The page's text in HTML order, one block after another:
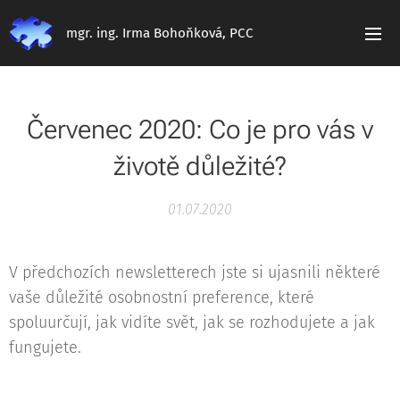
mgr. ing. Irma Bohoňková, PCC
Červenec 2020: Co je pro vás v
životě důležité?
01.07.2020
V předchozích newsletterech jste si ujasnili některé
vaše důležité osobnostní preference, které
spoluurčují, jak vidíte svět, jak se rozhodujete a jak
fungujete.